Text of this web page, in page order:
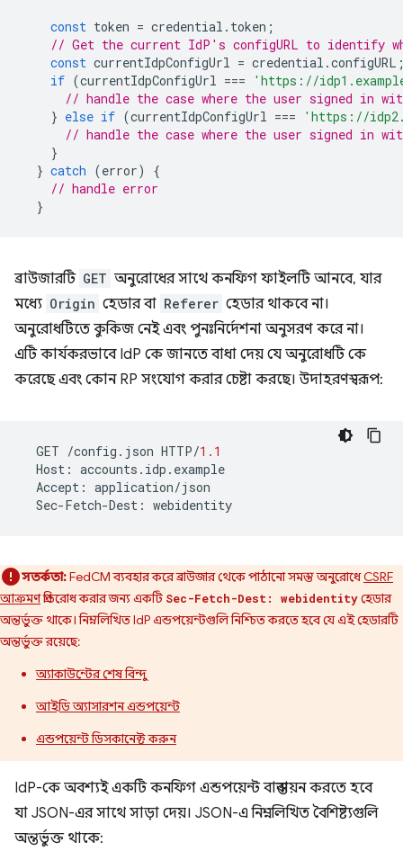
const token = credential . token ;
// Get the current IdP's configURL to identify
const currentIdpConfigUrl = credential .configURL
if (currentIdpConfigUrl ===
'https://
// handle the case where the user signed in
} else if (currentIdpConfigUrl ===
'https://
// handle the case where the user signed in
}
} catch (error)
{
// handle error
}
ব্রাউজারটি GET অনুরোধের সাথে কনফিগ ফাইলটি আনবে, যার
মধ্যে Origin হেডার বা Referer হেডার থাকবে না।
অনুরোধটিতে কুকিজ নেই এবং পুনঃনির্দেশনা অনুসরণ করে না।
এটি কার্যকরভাবে IdP কে জানতে বাধা দেয় যে অনুরোধটি কে
করেছে এবং কোন RP সংযোগ করার চেষ্টা করছে। উদাহরণস্বরূপ:
GET /config . json HTTP/1.1
Host : accounts . idp . example
Accept : application/json
Sec-Fetch-Dest : webidentity
সতর্কতা:FedCM ব্যবহার করে ব্রাউজার থেকে পাঠানো সমস্ত অনুরোধেCSRF
আক্রমণপ্রতিরোধ করার জন্য একটি Sec-Fetch-Dest: webidentityহেডার
অন্তর্ভুক্ত থাকে। নিম্নলিখিত IdP এন্ডপয়েন্টগুলি নিশ্চিত করতে হবে যে এই হেডারটি
অন্তর্ভুক্ত রয়েছে:
অ্যাকাউন্টের শেষ বিন্দু
আইডি অ্যাসারশন এন্ডপয়েন্ট
এন্ডপয়েন্ট ডিসকানেক্ট করুন
IdP-কে অবশ্যই একটি কনফিগ এন্ডপয়েন্ট বাস্তবায়ন করতে হবে
যা JSON-এর সাথে সাড়া দেয়। JSON-এ নিম্নলিখিত বৈশিষ্ট্যগুলি
অন্তর্ভুক্ত থাকে: